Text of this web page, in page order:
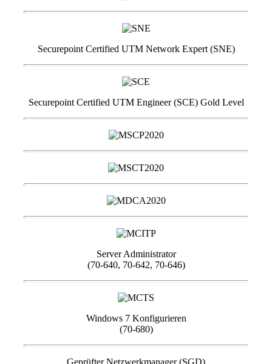
Securepoint Certified UTM Network Expert (SNE)
Securepoint Certified UTM Engineer (SCE) Gold Level
Server Administrator
(70-640, 70-642, 70-646)
Windows 7 Konfigurieren
(70-680)
Geprüfter Netzwerkmanager (SGD)